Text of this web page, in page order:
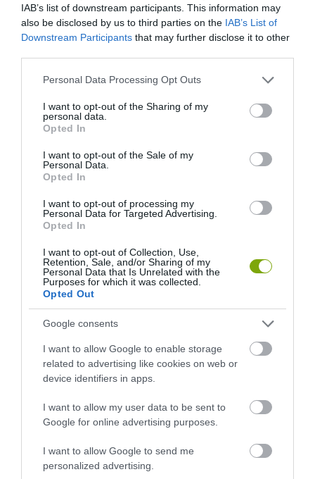
IAB’s list of downstream participants. This information may
also be disclosed by us to third parties on the IAB’s List of
Downstream Participants that may further disclose it to other
Please note that this website/app uses one or more Google
not limited to your visit or usage behaviour. You may click to
grant or deny consent to Google and its third-party tags to
use your data for below specified purposes in below Google
consent section.
Personal Data Processing Opt Outs
I want to opt-out of the Sharing of my
personal data.
Opted In
I want to opt-out of the Sale of my
Personal Data.
Opted In
I want to opt-out of processing my
Personal Data for Targeted Advertising.
Opted In
I want to opt-out of Collection, Use,
Retention, Sale, and/or Sharing of my
Personal Data that Is Unrelated with the
Purposes for which it was collected.
Opted Out
Google consents
I want to allow Google to enable storage
related to advertising like cookies on web or
device identifiers in apps.
I want to allow my user data to be sent to
Google for online advertising purposes.
I want to allow Google to send me
personalized advertising.
A KOALA EVOLÚCIÓS MÚLTJA
SOKKAL DRÁMAIBB, MINT A
NYUGODT
SUGALLJA
2026-08-07
A KORALLZÁTONY NEM CSAK
SZÍNES HALAKBÓL ÁLL: MOST
HŐKUPOLA MAGYARORSZÁG
FELETT: MI EZ A LÁTHATATLAN
ALATTA A TERMÉSZETTEL?
2026-08-03
NEM CSAK A RITKASÁGOK
PILLANGÓK CSENDES
ELTŰNÉSE A NAGYOBB
2026-08-03